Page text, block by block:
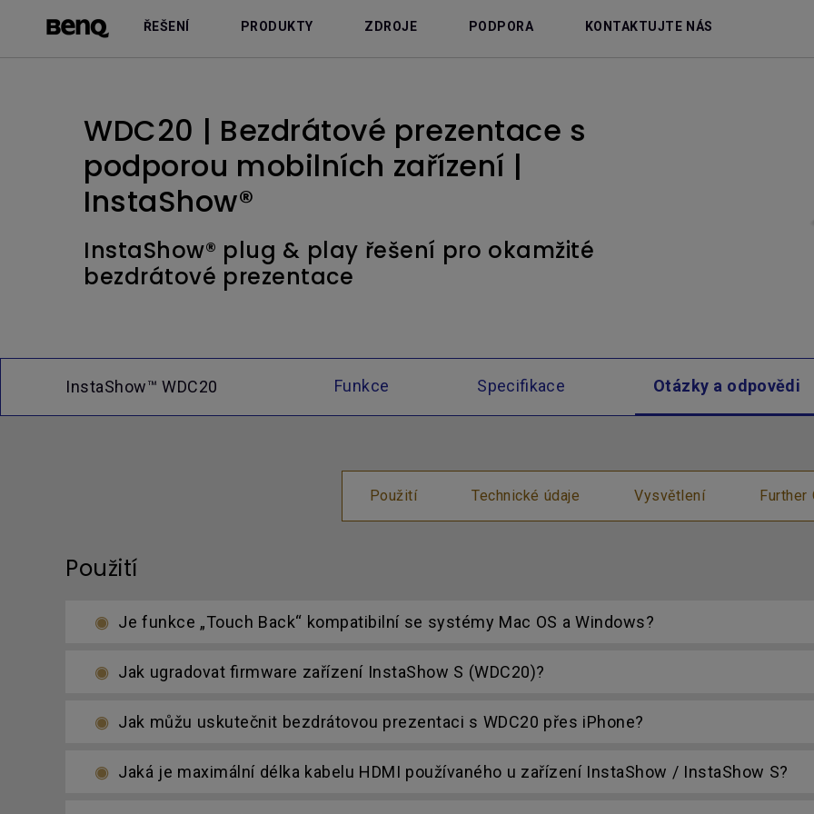
ŘEŠENÍ PRODUKTY ZDROJE PODPORA KONTAKTUJTE NÁS
WDC20 | Bezdrátové prezentace s
podporou mobilních zařízení |
InstaShow®
InstaShow® plug & play řešení pro okamžité
bezdrátové prezentace
InstaShow™ WDC20 Funkce Specifikace Otázky a odpovědi
Použití Technické údaje Vysvětlení Further
Použití
Je funkce „Touch Back“ kompatibilní se systémy Mac OS a Windows?
Jak ugradovat firmware zařízení InstaShow S (WDC20)?
Jak můžu uskutečnit bezdrátovou prezentaci s WDC20 přes iPhone?
Jaká je maximální délka kabelu HDMI používaného u zařízení InstaShow / InstaShow S?